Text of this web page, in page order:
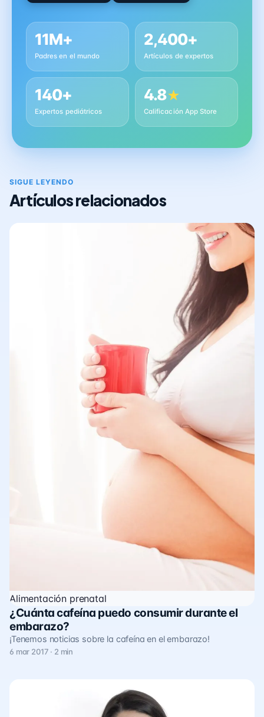
11M+
Padres en el mundo
2,400+
Artículos de expertos
140+
Expertos pediátricos
4.8★
Calificación App Store
SIGUE LEYENDO
Artículos relacionados
Alimentación prenatal
¿Cuánta cafeína puedo consumir durante el
embarazo?
¡Tenemos noticias sobre la cafeína en el embarazo!
6 mar 2017 · 2 min